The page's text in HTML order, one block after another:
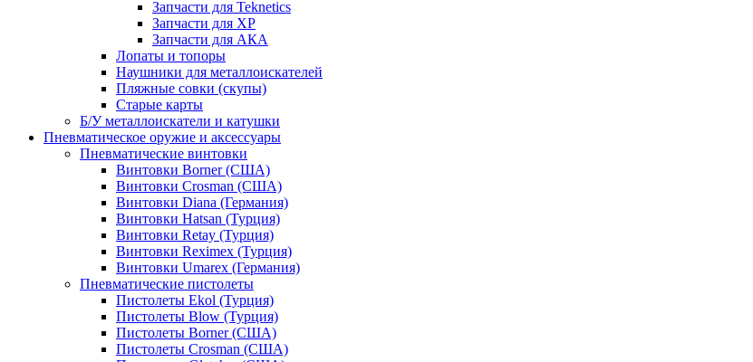
Запчасти для Teknetics
Запчасти для XP
Запчасти для АКА
Лопаты и топоры
Наушники для металлоискателей
Пляжные совки (скупы)
Старые карты
Б/У металлоискатели и катушки
Пневматическое оружие и аксессуары
Пневматические винтовки
Винтовки Borner (США)
Винтовки Crosman (США)
Винтовки Diana (Германия)
Винтовки Hatsan (Турция)
Винтовки Retay (Турция)
Винтовки Reximex (Турция)
Винтовки Umarex (Германия)
Пневматические пистолеты
Пистолеты Ekol (Турция)
Пистолеты Blow (Турция)
Пистолеты Borner (США)
Пистолеты Crosman (США)